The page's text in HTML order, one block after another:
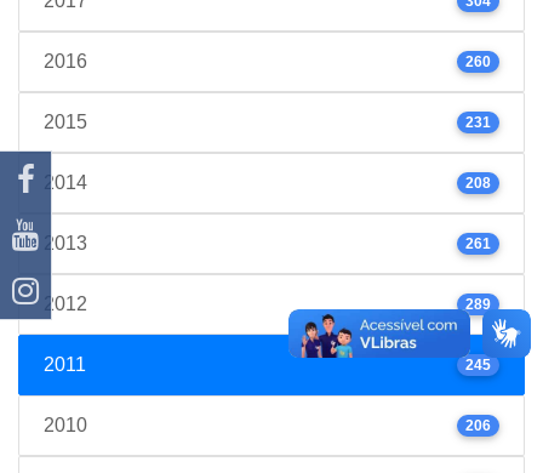
2016 260
2015 231
2014 208
2013 261
2012 289
2011 245
2010 206